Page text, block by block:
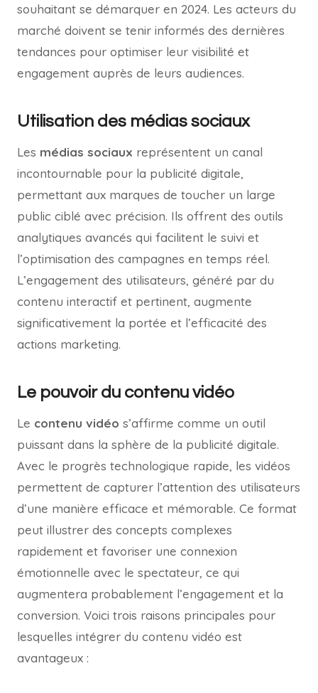
souhaitant se démarquer en 2024. Les acteurs du
marché doivent se tenir informés des dernières
tendances pour optimiser leur visibilité et
engagement auprès de leurs audiences.
Utilisation des médias sociaux
Les médias sociaux représentent un canal
incontournable pour la publicité digitale,
permettant aux marques de toucher un large
public ciblé avec précision. Ils offrent des outils
analytiques avancés qui facilitent le suivi et
l’optimisation des campagnes en temps réel.
L’engagement des utilisateurs, généré par du
contenu interactif et pertinent, augmente
significativement la portée et l’efficacité des
actions marketing.
Le pouvoir du contenu vidéo
Le contenu vidéo s’affirme comme un outil
puissant dans la sphère de la publicité digitale.
Avec le progrès technologique rapide, les vidéos
permettent de capturer l’attention des utilisateurs
d’une manière efficace et mémorable. Ce format
peut illustrer des concepts complexes
rapidement et favoriser une connexion
émotionnelle avec le spectateur, ce qui
augmentera probablement l’engagement et la
conversion. Voici trois raisons principales pour
lesquelles intégrer du contenu vidéo est
avantageux :